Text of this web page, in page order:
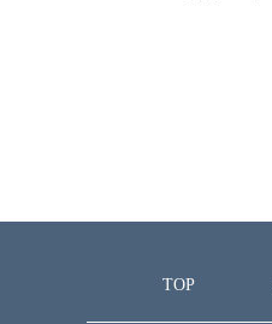
TOP